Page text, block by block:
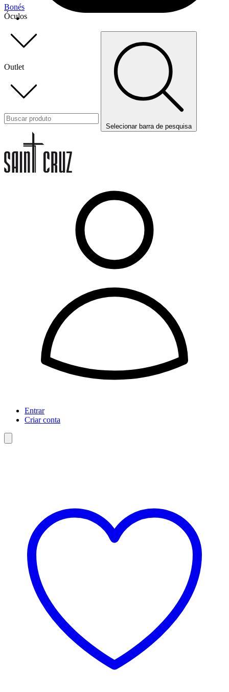
Bonés
Óculos
Outlet
Selecionar barra de pesquisa
Entrar
Criar conta